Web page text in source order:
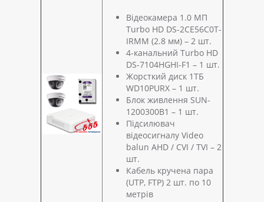
Відеокамера 1.0 МП
Turbo HD DS-2CE56C0T-
IRMM (2.8 мм) – 2 шт.
4-канальний Turbo HD
DS-7104HGHI-F1 – 1 шт.
Жорсткий диск 1ТБ
WD10PURX – 1 шт.
Блок живлення SUN-
1200300B1 – 1 шт.
Підсилювач
відеосигналу Video
balun AHD / CVI / TVI – 2
шт.
Кабель кручена пара
(UTP, FTP) 2 шт. по 10
метрів